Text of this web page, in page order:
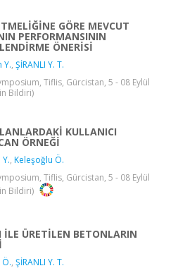
GÖRE MEVCUT
PERFORMANSININ
ÖNERİSİ
Y., ŞİRANLI Y. T.
Tiflis, Gürcistan, 5 - 08 Eylül
Bildiri)
KULLANICI
ÖRNEĞİ
Y., Keleşoğlu Ö.
Tiflis, Gürcistan, 5 - 08 Eylül
Bildiri)
ÜRETİLEN BETONLARIN
, ŞİRANLI Y. T.